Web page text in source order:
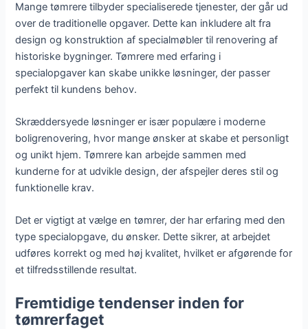
Mange tømrere tilbyder specialiserede tjenester, der går ud
over de traditionelle opgaver. Dette kan inkludere alt fra
design og konstruktion af specialmøbler til renovering af
historiske bygninger. Tømrere med erfaring i
specialopgaver kan skabe unikke løsninger, der passer
perfekt til kundens behov.
Skræddersyede løsninger er især populære i moderne
boligrenovering, hvor mange ønsker at skabe et personligt
og unikt hjem. Tømrere kan arbejde sammen med
kunderne for at udvikle design, der afspejler deres stil og
funktionelle krav.
Det er vigtigt at vælge en tømrer, der har erfaring med den
type specialopgave, du ønsker. Dette sikrer, at arbejdet
udføres korrekt og med høj kvalitet, hvilket er afgørende for
et tilfredsstillende resultat.
Fremtidige tendenser inden for
tømrerfaget